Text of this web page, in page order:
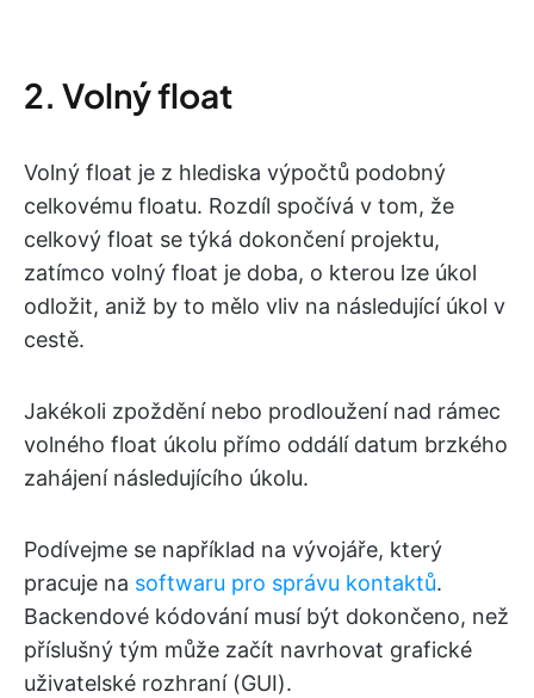
2. Volný float
Volný float je z hlediska výpočtů podobný
celkovému floatu. Rozdíl spočívá v tom, že
celkový float se týká dokončení projektu,
zatímco volný float je doba, o kterou lze úkol
odložit, aniž by to mělo vliv na následující úkol v
cestě.
Jakékoli zpoždění nebo prodloužení nad rámec
volného float úkolu přímo oddálí datum brzkého
zahájení následujícího úkolu.
Podívejme se například na vývojáře, který
pracuje na softwaru pro správu kontaktů.
Backendové kódování musí být dokončeno, než
příslušný tým může začít navrhovat grafické
uživatelské rozhraní (GUI).